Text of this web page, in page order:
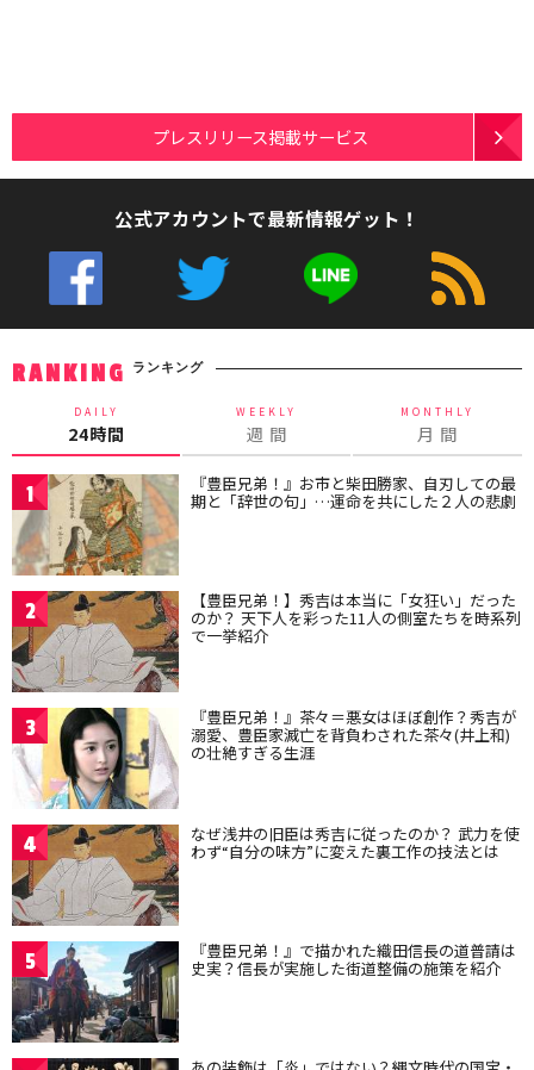
プレスリリース掲載サービス
公式アカウントで最新情報ゲット！
RANKING ランキング
DAILY
24時間
WEEKLY
週 間
MONTHLY
月 間
1 『豊臣兄弟！』お市と柴田勝家、自刃しての最
期と「辞世の句」…運命を共にした２人の悲劇
2 【豊臣兄弟！】秀吉は本当に「女狂い」だった
のか？ 天下人を彩った11人の側室たちを時系列
で一挙紹介
3 『豊臣兄弟！』茶々＝悪女はほぼ創作？秀吉が
溺愛、豊臣家滅亡を背負わされた茶々(井上和)
の壮絶すぎる生涯
4 なぜ浅井の旧臣は秀吉に従ったのか？ 武力を使
わず“自分の味方”に変えた裏工作の技法とは
5 『豊臣兄弟！』で描かれた織田信長の道普請は
史実？信長が実施した街道整備の施策を紹介